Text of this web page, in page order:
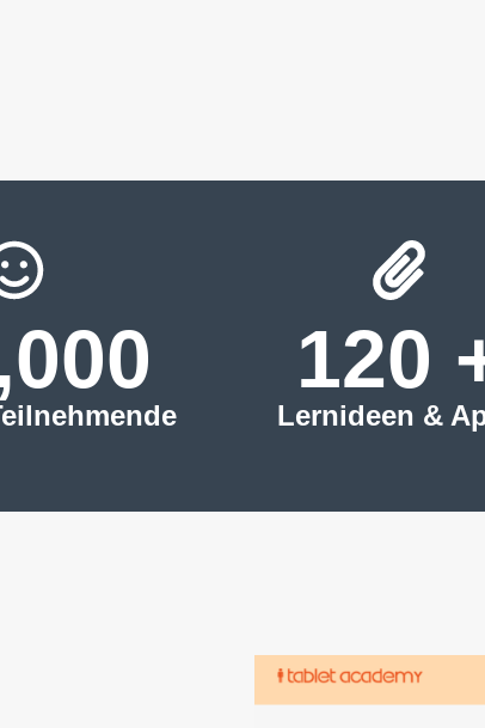
Lernideen &
120